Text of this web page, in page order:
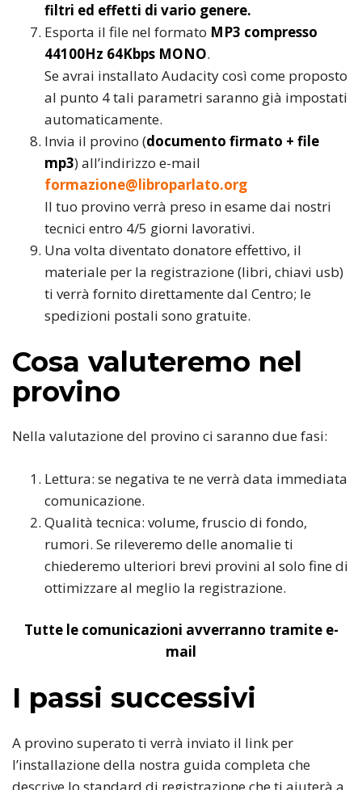
filtri ed effetti di vario genere.
Esporta il file nel formato MP3 compresso
44100Hz 64Kbps MONO.
Se avrai installato Audacity così come proposto
al punto 4 tali parametri saranno già impostati
automaticamente.
Invia il provino (documento firmato + file
mp3) all’indirizzo e-mail
formazione@libroparlato.org
Il tuo provino verrà preso in esame dai nostri
tecnici entro 4/5 giorni lavorativi.
Una volta diventato donatore effettivo, il
materiale per la registrazione (libri, chiavi usb)
ti verrà fornito direttamente dal Centro; le
spedizioni postali sono gratuite.
Cosa valuteremo nel
provino
Nella valutazione del provino ci saranno due fasi:
Lettura: se negativa te ne verrà data immediata
comunicazione.
Qualità tecnica: volume, fruscio di fondo,
rumori. Se rileveremo delle anomalie ti
chiederemo ulteriori brevi provini al solo fine di
ottimizzare al meglio la registrazione.
Tutte le comunicazioni avverranno tramite e-
mail
I passi successivi
A provino superato ti verrà inviato il link per
l’installazione della nostra guida completa che
descrive lo standard di registrazione che ti aiuterà a